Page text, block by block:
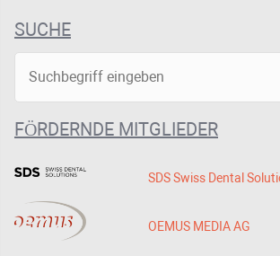
SUCHE
FÖRDERNDE MITGLIEDER
SDS Swiss Dental
OEMUS MEDIA AG